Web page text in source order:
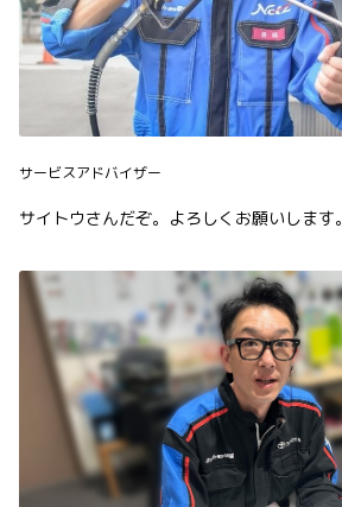
サービスアドバイザー
サイトウさんだぞ。よろしくお願いします。